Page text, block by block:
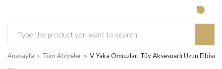
Anasayfa Tüm Abiyeler V Yaka Omıuzları Tüy Aksesuarlı Uzun Elbise